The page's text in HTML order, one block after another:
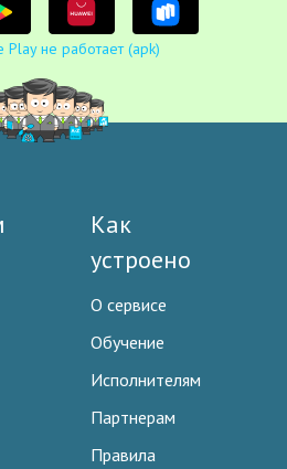
Play не работает (apk)
Как
устроено
О сервисе
Обучение
Исполнителям
Партнерам
Правила